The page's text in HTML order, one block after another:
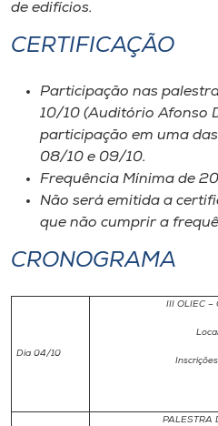
de edifícios.
CERTIFICAÇÃO
Participação nas
10/10 (Auditório Afonso
participação em uma
08/10 e 09/10.
Frequência Mínima de
Não será emitida a
que não cumprir a
CRONOGRAMA
Dia 04/10
III OLIEC –
PALESTRA